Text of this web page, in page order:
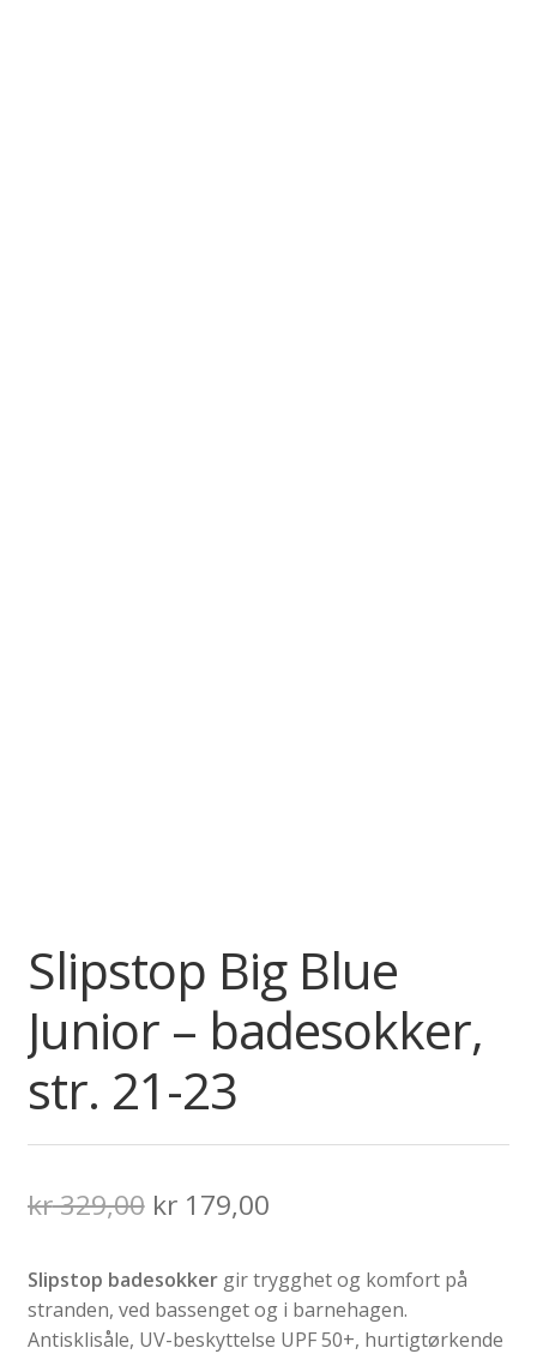
Slipstop Big Blue
Junior – badesokker,
str. 21-23
kr329,00 Opprinnelig
var:
kr 329,00.
kr179,00Nåværende
er:
kr 179,00.
Slipstop badesokkergir trygghet og komfort på
stranden, ved bassenget og i barnehagen.
Antisklisåle, UV-beskyttelse UPF 50+, hurtigtørkende